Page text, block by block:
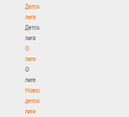
Детская
лига
Детская
лига
О
лиге
О
лиге
Новости
детской
лиги